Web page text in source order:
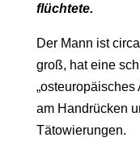
flüchtete.
Der Mann ist
groß, hat eine
„osteuropäisches
am Handrücken
Tätowierungen.